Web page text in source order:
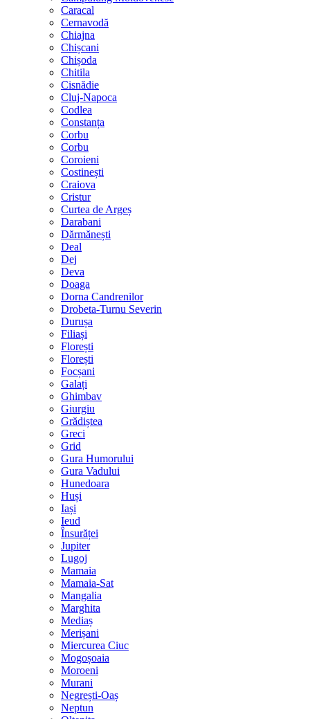
Caracal
Cernavodă
Chiajna
Chișcani
Chișoda
Chitila
Cisnădie
Cluj-Napoca
Codlea
Constanța
Corbu
Corbu
Coroieni
Costinești
Craiova
Cristur
Curtea de Argeș
Darabani
Dărmănești
Deal
Dej
Deva
Doaga
Dorna Candrenilor
Drobeta-Turnu Severin
Durușa
Filiași
Florești
Florești
Focșani
Galați
Ghimbav
Giurgiu
Grădiștea
Greci
Grid
Gura Humorului
Gura Vadului
Hunedoara
Huși
Iași
Ieud
Însurăței
Jupiter
Lugoj
Mamaia
Mamaia-Sat
Mangalia
Marghita
Mediaș
Merișani
Miercurea Ciuc
Mogoșoaia
Moroeni
Murani
Negrești-Oaș
Neptun